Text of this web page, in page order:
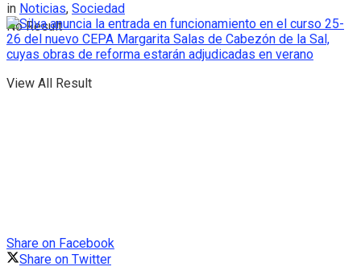
No Result
View All Result
in Noticias, Sociedad
Share on Facebook
Share on Twitter